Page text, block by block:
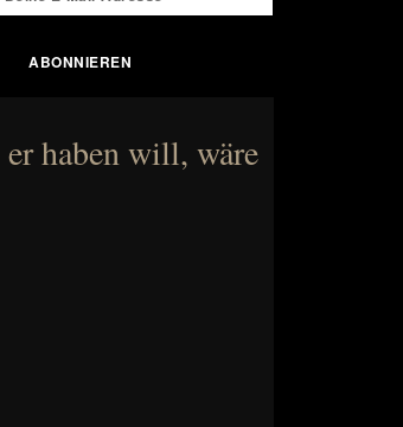
haben will, wäre